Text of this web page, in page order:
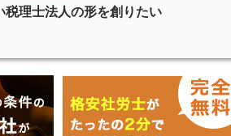
税理士法人の形を創りたい